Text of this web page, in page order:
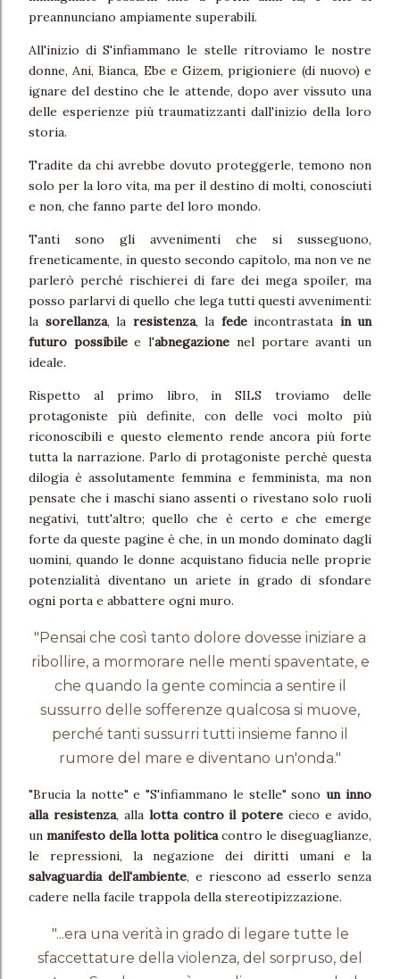
preannunciano ampiamente superabili.
All'inizio di S'infiammano le stelle ritroviamo le nostre
donne, Ani, Bianca, Ebe e Gizem, prigioniere (di nuovo) e
ignare del destino che le attende, dopo aver vissuto una
delle esperienze più traumatizzanti dall'inizio della loro
storia.
Tradite da chi avrebbe dovuto proteggerle, temono non
solo per la loro vita, ma per il destino di molti, conosciuti
e non, che fanno parte del loro mondo.
Tanti sono gli avvenimenti che si susseguono,
freneticamente, in questo secondo capitolo, ma non ve ne
parlerò perché rischierei di fare dei mega spoiler, ma
posso parlarvi di quello che lega tutti questi avvenimenti:
la sorellanza, la resistenza, la fedeincontrastata in un
futuro possibilee l'abnegazione nel portare avanti un
ideale.
Rispetto al primo libro, in SILS troviamo delle
protagoniste più definite, con delle voci molto più
riconoscibili e questo elemento rende ancora più forte
tutta la narrazione. Parlo di protagoniste perchè questa
dilogia è assolutamente femmina e femminista, ma non
pensate che i maschi siano assenti o rivestano solo ruoli
negativi, tutt'altro; quello che è certo e che emerge
forte da queste pagine è che, in un mondo dominato dagli
uomini, quando le donne acquistano fiducia nelle proprie
potenzialità diventano un ariete in grado di sfondare
ogni porta e abbattere ogni muro.
"Pensai che così tanto dolore dovesse iniziare a
ribollire, a mormorare nelle menti spaventate, e
che quando la gente comincia a sentire il
sussurro delle sofferenze qualcosa si muove,
perché tanti sussurri tutti insieme fanno il
rumore del mare e diventano un'onda."
"Brucia la notte" e "S'infiammano le stelle" sonoun inno
alla resistenza, alla lotta contro il potere cieco e avido,
unmanifesto della lotta politicacontro le diseguaglianze,
le repressioni, la negazione dei diritti umani e la
salvaguardia dell'ambiente, e riescono ad esserlo senza
cadere nella facile trappola della stereotipizzazione.
"...era una verità in grado di legare tutte le
sfaccettature della violenza, del sorpruso, del